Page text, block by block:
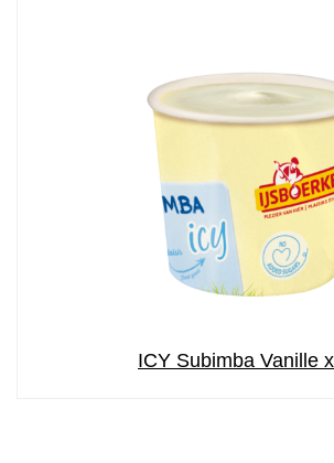
ICY Subimba Vanille